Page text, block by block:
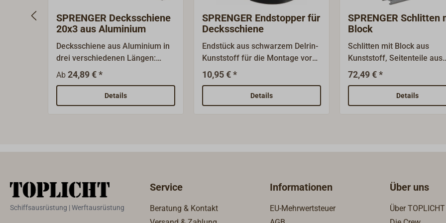
SPRENGER Decksschiene
20x3 aus Aluminium
Decksschiene aus Aluminium in
drei verschiedenen Längen:
wahlweise L=300mm, 500mm
und 1000mm.T-Schiene 20x3mm
aus dem SPRENGER-
Programm.Bewährtes Schienen-
und Rutscher sind für Schoten
haben Stopplöcher im 20mm-
Ab 24,89 € *
Details
SPRENGER Endstopper für
Decksschiene
Endstück aus schwarzem Delrin-
Kunststoff für die Montage vor
der Schiene.Für die T-Schiene
(20x3 mm) aus dem SPRENGER-
Programm.Lieferung
paarweise.Bewährtes Schienen-
und Rutscher sind für Schoten
haben Stopplöcher im 20 mm-
10,95 € *
Details
SPRENGER Schlitten
Block
Schlitten mit Block aus
Kunststoff, Seitenteile aus
rostfreiem Edelstahl für
bis 12mm.Für die Schiene
20x3mm aus dem
Programm.Die Kunststoff-
ca. 7m Länge.Preiswert
geeignet, wenn es auf das
Gewicht ankommt.Die
72,49 € *
Details
Schiffsausrüstung | Werftausrüstung
Service
Beratung & Kontakt
Informationen
EU-Mehrwertsteuer
Über uns
Über TOPLICHT